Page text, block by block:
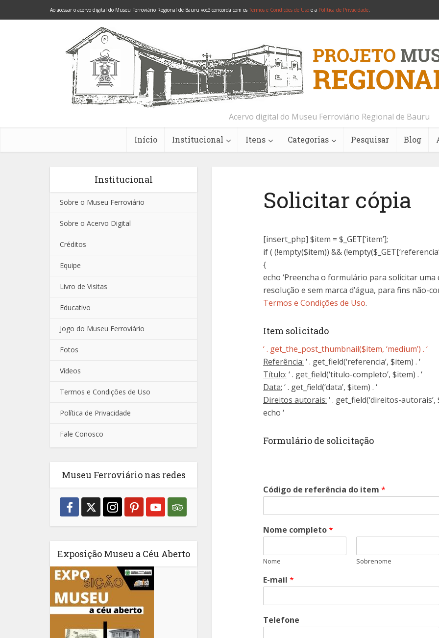
Ao acessar o acervo digital do Museu Ferroviário Regional de Bauru você concorda com os Termos e Condições de Uso e a Política de Privacidade.
Acervo digital do Museu Ferroviário Regional de Bauru
Início Institucional Itens Categorias Pesquisar Blog
Institucional
Sobre o Museu Ferroviário
Sobre o Acervo Digital
Créditos
Equipe
Livro de Visitas
Educativo
Jogo do Museu Ferroviário
Fotos
Vídeos
Termos e Condições de Uso
Política de Privacidade
Fale Conosco
Museu Ferroviário nas redes
Exposição Museu a Céu Aberto
Solicitar cópia
[insert_php] $item = $_GET[‘item’];
if ( (!empty($item)) &&
{
echo ‘Preencha o formulário para solicitar
resolução e sem marca d’água, para fins não-
Termos e Condições de Uso.
Item solicitado
‘ . get_the_post_thumbnail($item, ‘medium’) . ‘
Referência: ‘ . get_field(‘referencia’, $item) . ‘
Título: ‘ . get_field(‘titulo-completo’, $item) . ‘
Data: ‘ . get_field(‘data’, $item) . ‘
Direitos autorais: ‘ . get_field(‘direitos-autorais’,
echo ‘
Formulário de solicitação
Código de referência do item *
Nome completo*
Nome Sobrenome
E-mail *
Telefone